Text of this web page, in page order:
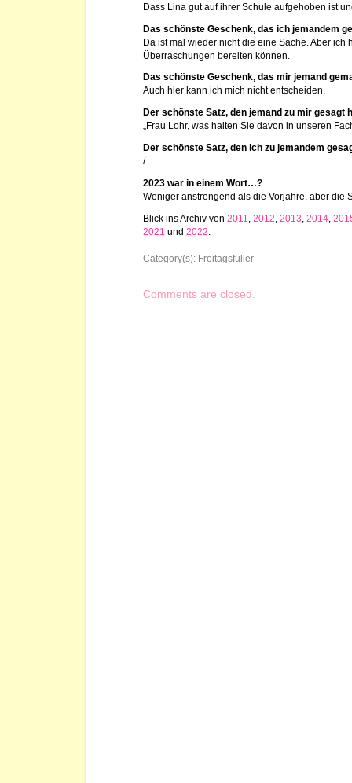
Dass Lina gut auf ihrer Schule aufgehoben ist
Das schönste Geschenk, das ich jemandem
Da ist mal wieder nicht die eine Sache. Aber
Überraschungen bereiten können.
Das schönste Geschenk, das mir jemand
Auch hier kann ich mich nicht entscheiden.
Der schönste Satz, den jemand zu mir gesagt
„Frau Lohr, was halten Sie davon in unseren
Der schönste Satz, den ich zu jemandem
/
2023 war in einem Wort…?
Weniger anstrengend als die Vorjahre, aber die
Blick ins Archiv von 2011 2012 2013 2014
2021 und 2022
Category(s): Freitagsfüller
Comments are closed.